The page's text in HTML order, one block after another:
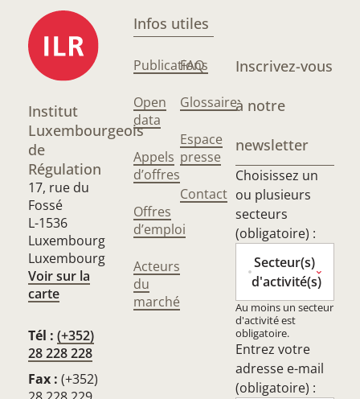
Institut
Luxembourgeois
de
Régulation
17, rue du
Fossé
L-1536
Luxembourg
Luxembourg
Voir sur la
carte
Tél : (+352)
28 228 228
Fax : (+352)
Infos utiles
Publications
Open
data
Appels
d’offres
Offres
d’emploi
Acteurs
du
marché
FAQ
Glossaire
Espace
presse
Contact
Inscrivez-vous
à notre
newsletter
Choisissez un
ou plusieurs
secteurs
(obligatoire) :
Secteur(s)
d'activité(s)
Au moins un secteur
d'activité est
obligatoire.
Entrez votre
adresse e-mail
(obligatoire) :